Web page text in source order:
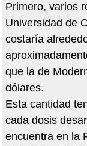
Primero, varios
Universidad de
costaría
que la de
dólares.
Esta cantidad
cada dosis
encuentra en la